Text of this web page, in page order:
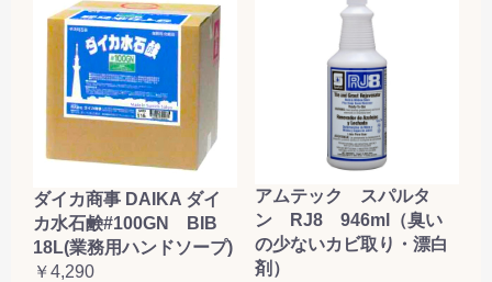
ダイカ商事 DAIKA ダイ
カ水石鹸#100GN BIB
18L(業務用ハンドソープ)
￥4,290
アムテック スパルタ
ン RJ8 946ml（臭い
の少ないカビ取り・漂白
剤）